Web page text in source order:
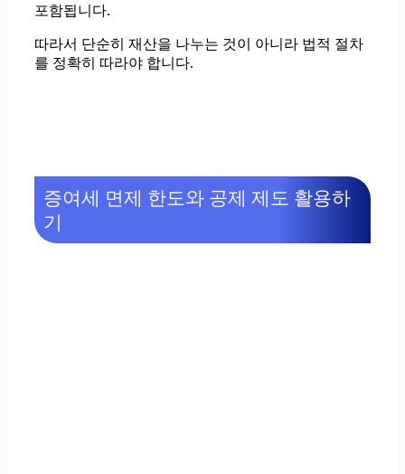
포함됩니다.
따라서 단순히 재산을 나누는 것이 아니라 법적 절차
를 정확히 따라야 합니다.
증여세 면제 한도와 공제 제도 활용하
기